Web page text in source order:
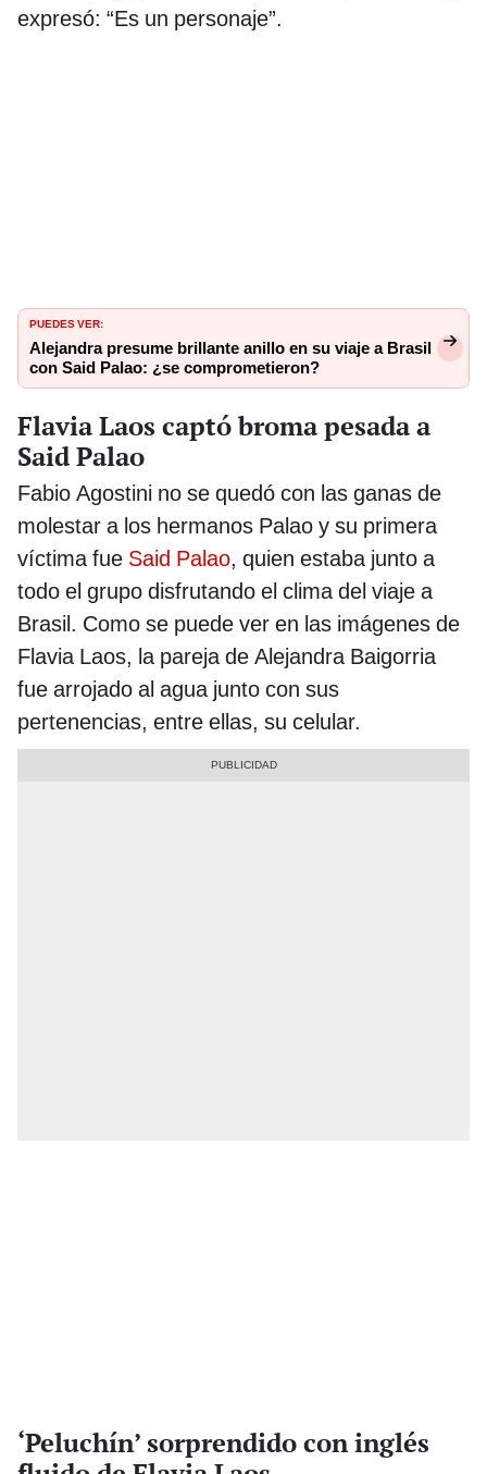
expresó: “Es un personaje”.
PUEDES VER:
Alejandra presume brillante anillo en su viaje a Brasil
con Said Palao: ¿se comprometieron?
Flavia Laos captó broma pesada a
Said Palao
Fabio Agostini no se quedó con las ganas de
molestar a los hermanos Palao y su primera
víctima fue Said Palao, quien estaba junto a
todo el grupo disfrutando el clima del viaje a
Brasil. Como se puede ver en las imágenes de
Flavia Laos, la pareja de Alejandra Baigorria
fue arrojado al agua junto con sus
pertenencias, entre ellas, su celular.
‘Peluchín’ sorprendido con inglés